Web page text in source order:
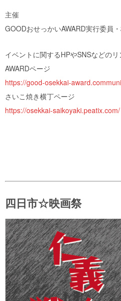
主催
GOODおせっかいAWARD実行委員
イベントに関するHPやSNSなどの
AWARDページ
https://good-osekkai-
さいこ焼き横丁ページ
https://osekkai-saikoyaki.peatix.com/
四日市☆映画祭